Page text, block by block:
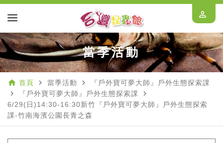
perm_identity
當季活動
home 首頁 navigate_next 當季活動 navigate_next 『戶外寶可夢大師』戶外生態探索課
navigate_next 『戶外寶可夢大師』戶外生態探索課 navigate_next
6/29(日)14:30-16:30新竹『戶外寶可夢大師』戶外生態探索
課-竹南海濱公園長青之森